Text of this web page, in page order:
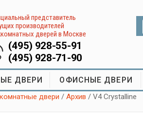
представитель
производителей
дверей в Москве
(495) 928-55-91
(495) 928-71-90
ДВЕРИ ОФИСНЫЕ ДВЕРИ
двери /Архив / V4 Crystalline